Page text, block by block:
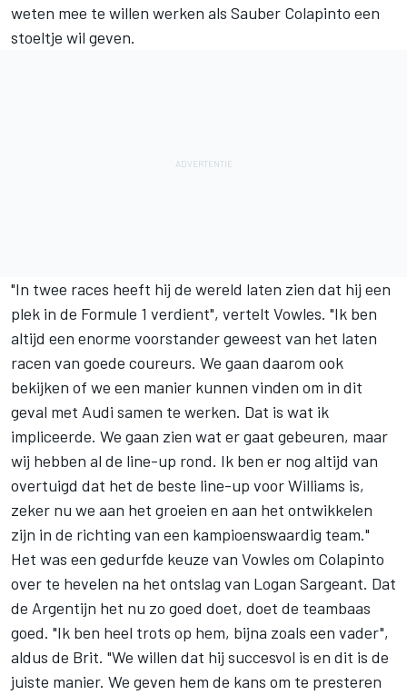
weten mee te willen werken als Sauber Colapinto een
stoeltje wil geven.
"In twee races heeft hij de wereld laten zien dat hij een
plek in de Formule 1 verdient", vertelt Vowles. "Ik ben
altijd een enorme voorstander geweest van het laten
racen van goede coureurs. We gaan daarom ook
bekijken of we een manier kunnen vinden om in dit
geval met Audi samen te werken. Dat is wat ik
impliceerde. We gaan zien wat er gaat gebeuren, maar
wij hebben al de line-up rond. Ik ben er nog altijd van
overtuigd dat het de beste line-up voor Williams is,
zeker nu we aan het groeien en aan het ontwikkelen
zijn in de richting van een kampioenswaardig team."
Het was een gedurfde keuze van Vowles om Colapinto
over te hevelen na het ontslag van Logan Sargeant. Dat
de Argentijn het nu zo goed doet, doet de teambaas
goed. "Ik ben heel trots op hem, bijna zoals een vader",
aldus de Brit. "We willen dat hij succesvol is en dit is de
juiste manier. We geven hem de kans om te presteren